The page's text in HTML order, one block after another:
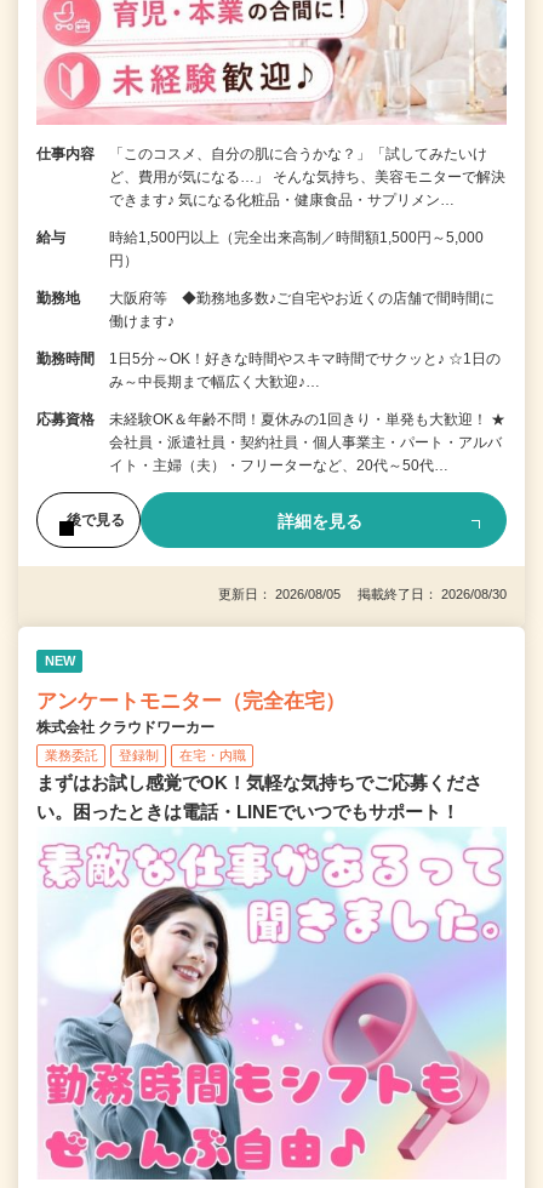
仕事内容
「このコスメ、自分の肌に合うかな？」「試してみたいけ
ど、費用が気になる…」 そんな気持ち、美容モニターで解決
できます♪ 気になる化粧品・健康食品・サプリメン…
給与
時給1,500円以上（完全出来高制／時間額1,500円～5,000
円）
勤務地
大阪府等 ◆勤務地多数♪ご自宅やお近くの店舗で間時間に
働けます♪
勤務時間
1日5分～OK！好きな時間やスキマ時間でサクッと♪ ☆1日の
み～中長期まで幅広く大歓迎♪…
応募資格
未経験OK＆年齢不問！夏休みの1回きり・単発も大歓迎！ ★
会社員・派遣社員・契約社員・個人事業主・パート・アルバ
イト・主婦（夫）・フリーターなど、20代～50代…
後で見る 詳細を見る
更新日： 2026/08/05 掲載終了日： 2026/08/30
NEW
アンケートモニター（完全在宅）
株式会社 クラウドワーカー
業務委託 登録制 在宅・内職
まずはお試し感覚でOK！気軽な気持ちでご応募くださ
い。困ったときは電話・LINEでいつでもサポート！